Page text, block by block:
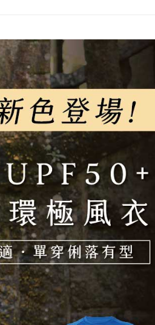
」等通路繳費。
大股份有限公司」（以下簡稱本公司）所提供
服務購買商品或服務，並由商店將買賣／分
公司後，依約使用本公司帳單繳交帳款。
哥付你分期」之契約關係目的，商店將以您的
地址）提供予台灣大哥大進項蒐集、處理及利
行分期帳單所需資料之確認、核對及更正。
詳閱以下連結：
https://oppay.tw/userRule
認證並確認金額後，即可完成結帳。
將收到繳費通知簡訊。
14天內，點擊此簡訊中的連結，可透過四大超
元方式進行付款，方視為交易完成。
當下不需立刻繳費，但若您需要取消訂單，請
。
先享後付 」之結帳頁面顯示為準，若有
取消欲退款等相關疑問，請聯繫「AFTEE先享
netprotections.freshdesk.com/support/home
份有限公司提供之「AFTEE先享後付」服務完成
範圍內提供個人資料，並將交易相關給付款項
份有限公司。
宜，請瀏覽以下網址：
先徵得法定代理人或監護人之同意方可使用
未經同意申辦者引起之損失，本公司不負相關
付」時，將依據個別帳號之用戶狀況，依本公
額度；若仍有額度不足之情形，本公司將視審
認證。
號或使用他人資訊註冊。若發現惡意使用之情
司將有權停止該用戶之使用額度並採取法律行
含以上)免運費
含以上)免運費
含以上)免運費
含以上)免運費
查